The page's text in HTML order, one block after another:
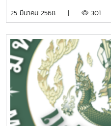
25 มีนาคม 2568 | 301